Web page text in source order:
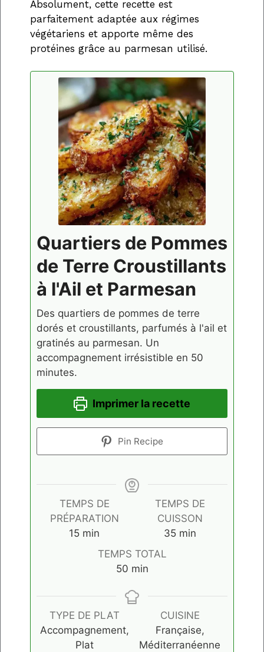
Absolument, cette recette est
parfaitement adaptée aux régimes
végétariens et apporte même des
protéines grâce au parmesan utilisé.
Quartiers de Pommes
de Terre Croustillants
à l'Ail et Parmesan
Des quartiers de pommes de terre
dorés et croustillants, parfumés à l'ail et
gratinés au parmesan. Un
accompagnement irrésistible en 50
minutes.
Imprimer la recette
Pin Recipe
TEMPS DE
PRÉPARATION
15minutes
min
TEMPS DE
CUISSON
35minutes
min
TEMPS TOTAL
50minutes
min
TYPE DE PLAT
Accompagnement,
Plat
CUISINE
Française,
Méditerranéenne